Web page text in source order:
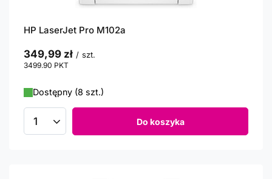
HP LaserJet Pro M102a
349,99 zł / szt.
3499.90 PKT
Dostępny (8 szt.)
Ilość produktów Do koszyka